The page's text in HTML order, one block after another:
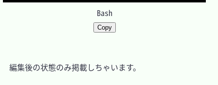
Bash
Copy
編集後の状態のみ掲載しちゃいます。